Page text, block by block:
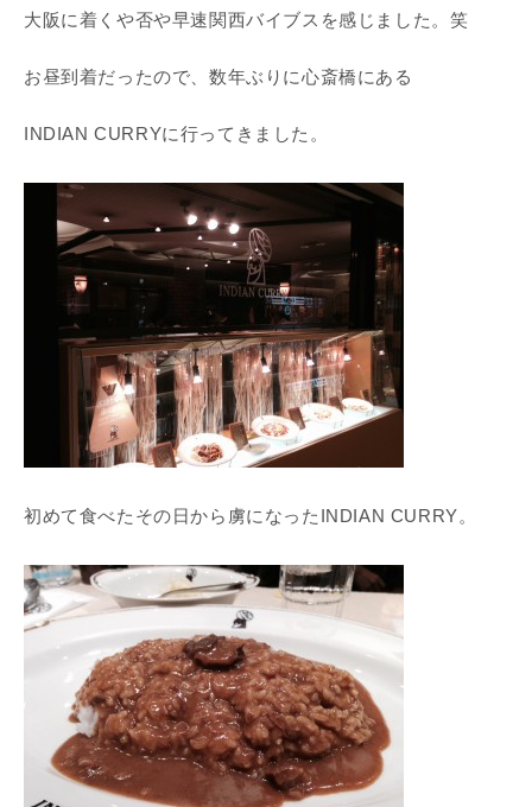
大阪に着くや否や早速関西バイブスを感じました。笑
お昼到着だったので、数年ぶりに心斎橋にある
INDIAN CURRYに行ってきました。
初めて食べたその日から虜になったINDIAN CURRY。